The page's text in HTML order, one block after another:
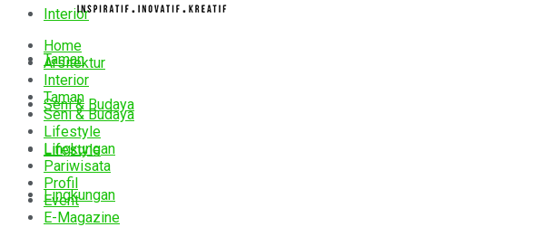
Interior
Taman
Seni & Budaya
Lifestyle
Lingkungan
Home
Arsitektur
Interior
Taman
Seni & Budaya
Lifestyle
Lingkungan
Pariwisata
Profil
Event
E-Magazine